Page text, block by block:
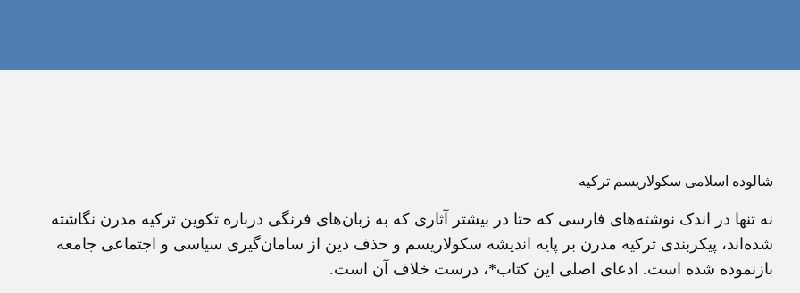
شالوده اسلامی سکولاريسم ترکيه
نه تنها در اندک نوشته‌های فارسی که حتا در بيشتر آثاری که به زبان‌های فرنگی درباره تکوين ترکيه مدرن نگاشته
شده‌اند، پيکربندی ترکيه مدرن بر پايه انديشه سکولاريسم و حذف دين از سامان‌گيری سياسی و اجتماعی جامعه
بازنموده شده است. ادعای اصلی اين کتاب*، درست خلاف آن است.